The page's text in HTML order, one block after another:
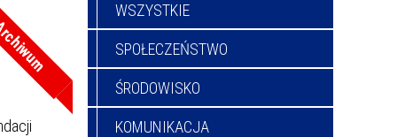
WSZYSTKIE
SPOŁECZEŃSTWO
ŚRODOWISKO
KOMUNIKACJA